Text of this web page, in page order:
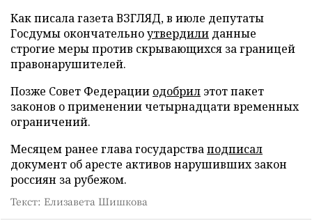
Как писала газета ВЗГЛЯД, в июле депутаты
Госдумы окончательноутвердили данные
строгие меры против скрывающихся за границей
правонарушителей.
Позже Совет Федерации одобрил этот пакет
законов о применении четырнадцати временных
ограничений.
Месяцем ранее глава государстваподписал
документ об аресте активов нарушивших закон
россиян за рубежом.
Текст: Елизавета Шишкова